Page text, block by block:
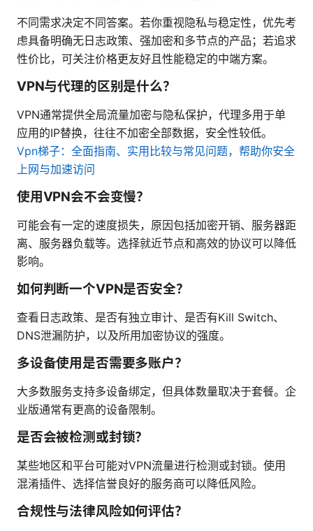
不同需求决定不同答案。若你重视隐私与稳定性，优先考
虑具备明确无日志政策、强加密和多节点的产品；若追求
性价比，可关注价格更友好且性能稳定的中端方案。
VPN与代理的区别是什么？
VPN通常提供全局流量加密与隐私保护，代理多用于单
应用的IP替换，往往不加密全部数据，安全性较低。
Vpn梯子：全面指南、实用比较与常见问题，帮助你安全
上网与加速访问
使用VPN会不会变慢？
可能会有一定的速度损失，原因包括加密开销、服务器距
离、服务器负载等。选择就近节点和高效的协议可以降低
影响。
如何判断一个VPN是否安全？
查看日志政策、是否有独立审计、是否有Kill Switch、
DNS泄漏防护，以及所用加密协议的强度。
多设备使用是否需要多账户？
大多数服务支持多设备绑定，但具体数量取决于套餐。企
业版通常有更高的设备限制。
是否会被检测或封锁？
某些地区和平台可能对VPN流量进行检测或封锁。使用
混淆插件、选择信誉良好的服务商可以降低风险。
合规性与法律风险如何评估？